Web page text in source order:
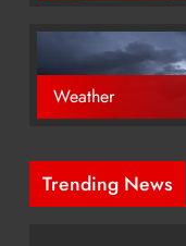
Weather
Trending News